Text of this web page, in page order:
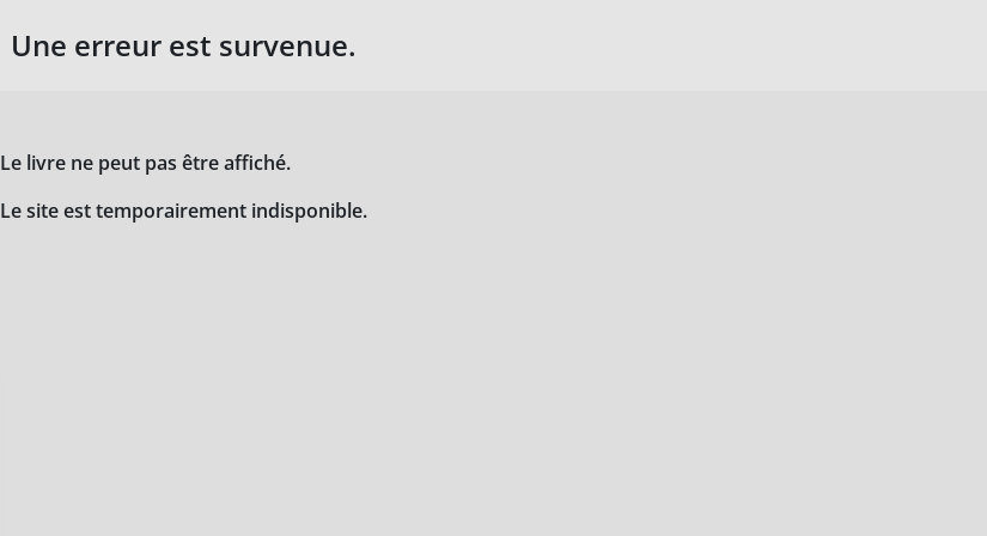
Une erreur est survenue.
Le livre ne peut pas être affiché.
Le site est temporairement indisponible.